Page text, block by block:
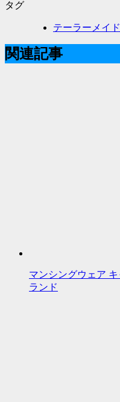
タグ
テーラーメイド
関連記事
マンシングウェア
ランド